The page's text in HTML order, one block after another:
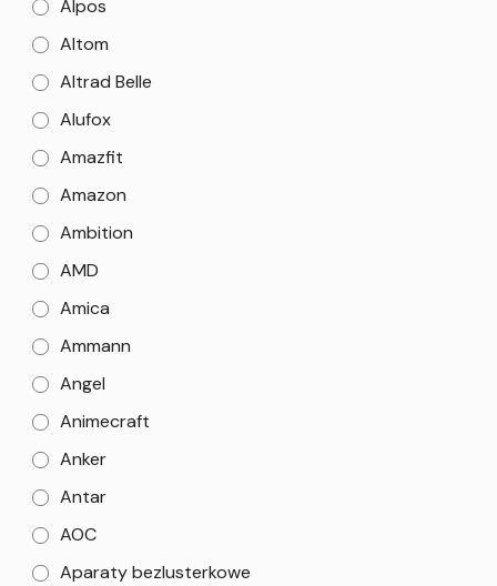
Alpos
Altom
Altrad Belle
Alufox
Amazfit
Amazon
Ambition
AMD
Amica
Ammann
Angel
Animecraft
Anker
Antar
AOC
Aparaty bezlusterkowe